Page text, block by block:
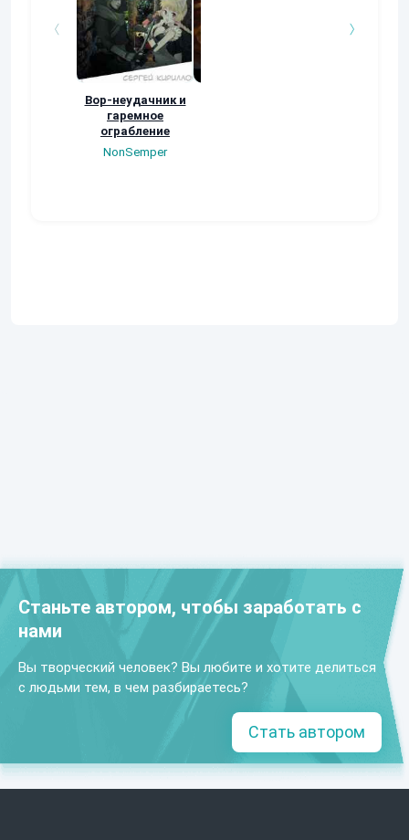
Вор-неудачник и
гаремное
ограбление
NonSemper
Станьте автором, чтобы заработать с
нами
Вы творческий человек? Вы любите и хотите делиться
с людьми тем, в чем разбираетесь?
Стать автором